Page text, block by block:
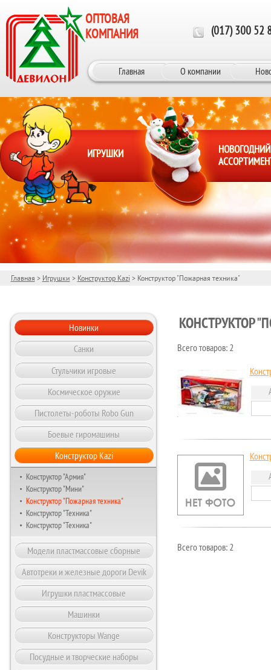
Перейти к основному содержанию
ОПТОВАЯ
КОМПАНИЯ
(017) 300 52
Главная О компании
ИГРУШКИ
НОВОГОДНИЙ
Главная > Игрушки > Конструктор Kazi > Конструктор "Пожарная техника"
Новинки
Санки
Стульчики игровые
Космическое оружие
Пистолеты-роботы Robo Gun
Боевые гиромашины
Конструктор Kazi
Конструктор "Армия"
Конструктор "Мини"
Конструктор "Пожарная техника"
Конструктор "Техника"
Конструктор "Техника"
Модели пластмассовые сборные
Автотреки и железные дороги Devik
Игрушки пластмассовые
Машинки
Конструкторы Wange
Посудные и творческие наборы
КОНСТРУКТОР
Всего товаров: 2
Всего товаров: 2